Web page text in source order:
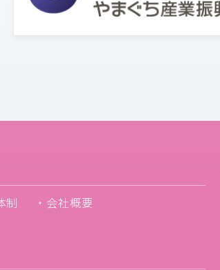
制
・会社概要